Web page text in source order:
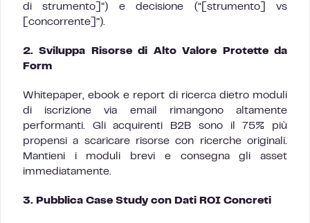
di strumento]”) e decisione (“[strumento] vs
[concorrente]”).
2. Sviluppa Risorse di Alto Valore Protette da
Form
Whitepaper, ebook e report di ricerca dietro moduli
di iscrizione via email rimangono altamente
performanti. Gli acquirenti B2B sono il 75% più
propensi a scaricare risorse con ricerche originali.
Mantieni i moduli brevi e consegna gli asset
immediatamente.
3. Pubblica Case Study con Dati ROI Concreti